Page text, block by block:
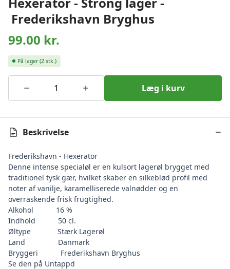
Frederikshavn Bryghus
99.00 kr.
På lager (2 stk.)
Læg i kurv
Beskrivelse
Frederikshavn - Hexerator
Denne intense specialøl er en kulsort lagerøl brygget med
traditionel tysk gær, hvilket skaber en silkeblød profil med
noter af vanilje, karamelliserede valnødder og en
overraskende frisk frugtighed.
Alkohol
16 %
Indhold
50 cl.
Øltype
Stærk Lagerøl
Land
Danmark
Bryggeri
Frederikshavn Bryghus
Se den på Untappd